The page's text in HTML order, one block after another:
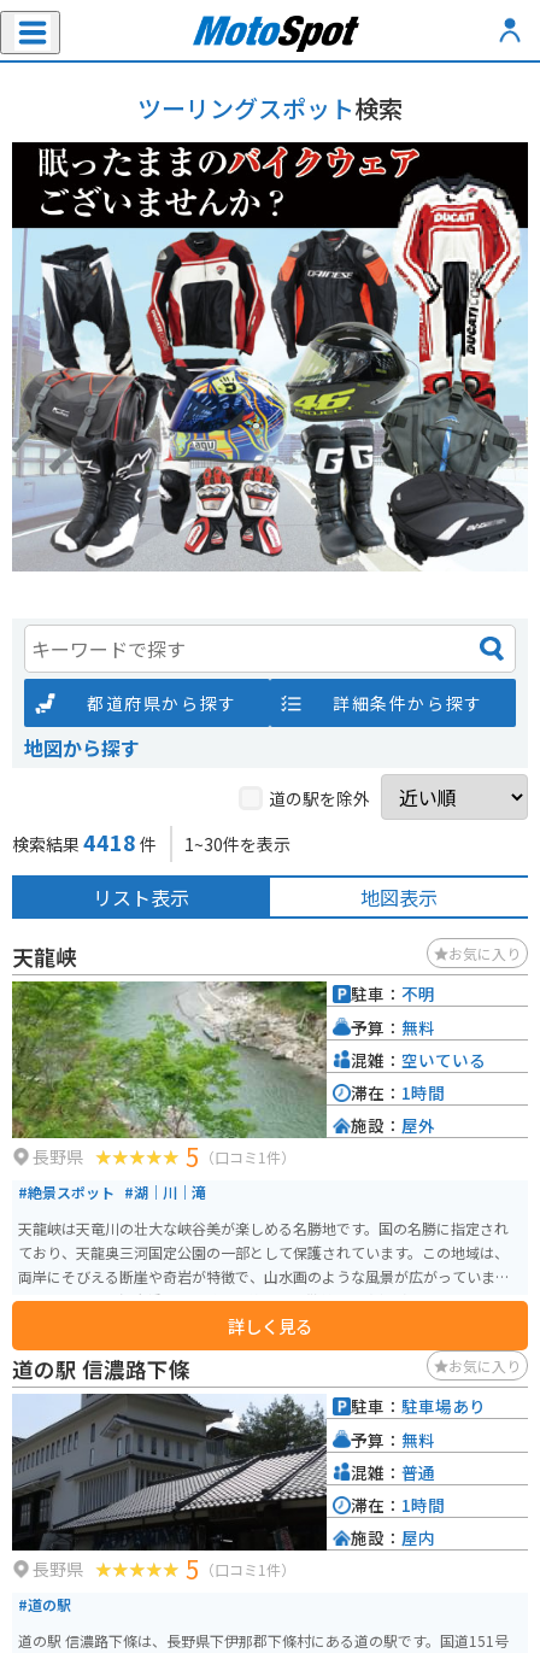
ツーリングスポット検索
都道府県から探す 詳細条件から探す
地図から探す
道の駅を除外
検索結果 4418 件 1~30件を表示
リスト表示 地図表示
天龍峡 お気に入り
長野県 5 （口コミ1件）
#絶景スポット #湖｜川｜滝
天龍峡は天竜川の壮大な峡谷美が楽しめる名勝地です。国の名勝に指定され
ており、天龍奥三河国定公園の一部として保護されています。この地域は、
両岸にそびえる断崖や奇岩が特徴で、山水画のような風景が広がっていま
す。特に、天龍峡大橋からの眺めは絶景で、散策や写真撮影に最適です。ま
た、川下り舟も人気で、水面から峡谷の美しさを間近に感じることができま
す。四季折々の自然の変化を楽しむことができ、春の桜や秋の紅葉シーズンは
特に美しいです。
詳しく見る
駐車： 不明
予算： 無料
混雑： 空いている
滞在： 1時間
施設： 屋外
道の駅 信濃路下條 お気に入り
長野県 5 （口コミ1件）
#道の駅
道の駅 信濃路下條は、長野県下伊那郡下條村にある道の駅です。国道151号
駐車： 駐車場あり
予算： 無料
混雑： 普通
滞在： 1時間
施設： 屋内